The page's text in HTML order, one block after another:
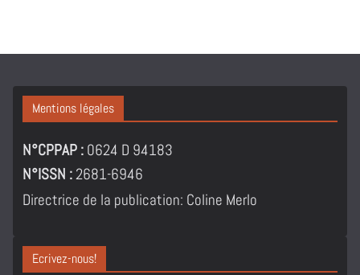
Mentions légales
N°CPPAP : 0624 D 94183
N°ISSN :2681-6946
Directrice de la publication: Coline Merlo
Ecrivez-nous!